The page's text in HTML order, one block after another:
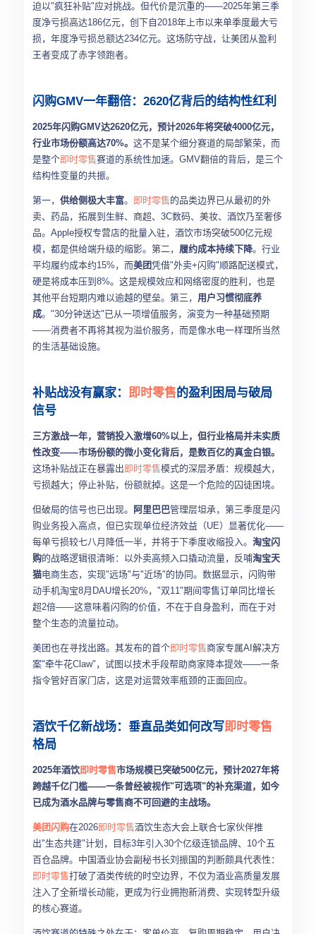
迫以"疯狂补贴"应对挑战。但代价是沉重的——2025年第三季
度净亏损高达186亿元，创下自2018年上市以来单季度最大亏
损，年度净亏损总额达234亿元。这场防守战，让美团从盈利
王者变成了赤字领跑者。
闪购GMV一年翻倍：2620亿背后的结构性红利
2025年闪购GMV达2620亿元，预计2026年将突破4000亿元，
行业市场份额高达70%。 这不是某个细分赛道的局部繁荣，而
是整个即时零售赛道的系统性加速。GMV翻倍的背后，是三个
结构性变量的共振。
第一， 供给侧极大丰富。 即时零售的品类边界已从最初的外
卖、药品，拓展到生鲜、商超、3C数码、美妆、酒饮乃至奢侈
品。Apple授权专营店的批量入驻，酒饮市场突破500亿元规
模，都是供给端升级的缩影。第二， 履约成本持续下降。行业
平均履约成本约15%，而美团凭借"外卖+闪购"顺路配送模式，
硬是将成本压到8%。这是规模效应和网络密度的胜利，也是
其他平台短期内难以逾越的壁垒。第三， 用户习惯彻底养
成。"30分钟送达"已从一项增值服务，演变为一种基础预期
——消费者不再将其视为溢价服务，而是像水电一样理所当然
的生活基础设施。
补贴战没有赢家： 即时零售的盈利困局与破局
信号
三方激战一年，营销投入激增60%以上，但行业格局并未实质
性改变——市场份额的微小变化背后，是数百亿的真金白银。
这场补贴战正在暴露出 即时零售模式的深层矛盾：规模越大，
亏损越大；停止补贴，份额就掉。这是一个危险的囚徒困境。
但破局的信号也已出现。 阿里巴巴管理层坦承，第三季度是闪
购业务投入高点，但已实现单位经济效益（UE）显著优化——
每单亏损较七八月降低一半，并将于下季度收缩投入。 淘宝闪
购的战略逻辑很清晰：以外卖高频入口撬动流量，反哺淘宝天
猫电商生态，实现"远场"与"近场"的协同。数据显示，闪购带
动手机淘宝8月DAU增长20%，"双11"期间零售订单同比增长
超2倍——这意味着闪购的价值，不在于自身盈利，而在于对
整个生态的流量拉动。
美团也在寻找出路。其发布的首个即时零售商家专属AI解决方
案"牵牛花Claw"，试图以技术手段帮助商家降本提效——一条
指令管好百家门店，这是对运营效率瓶颈的正面回应。
酒饮千亿新战场：垂直品类如何改写即时零售
格局
2025年酒饮即时零售市场规模已突破500亿元，预计2027年将
跨越千亿门槛——一条曾经被视作"可选项"的补充渠道，如今
已成为酒水品牌与零售商不可回避的主战场。
美团闪购在2026即时零售酒饮生态大会上联合七家伙伴推
出"生态共建"计划，目标3年引入30个亿级连锁品牌、10个五
百仓品牌。中国酒业协会副秘书长刘振国的判断颇具代表性：
即时零售打破了酒类传统的时空边界，不仅为酒业高质量发展
注入了全新增长动能，更成为行业拥抱新消费、实现转型升级
的核心赛道。